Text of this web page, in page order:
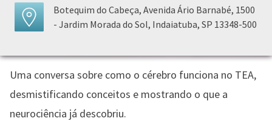
Botequim do Cabeça, Avenida Ário Barnabé, 1500
- Jardim Morada do Sol, Indaiatuba, SP 13348-500
Uma conversa sobre como o cérebro funciona no TEA,
desmistificando conceitos e mostrando o que a
neurociência já descobriu.